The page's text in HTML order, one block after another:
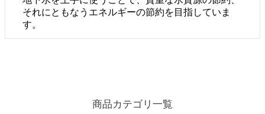
それにともなうエネルギーの節約を目指していま
す。
商品カテゴリ一覧